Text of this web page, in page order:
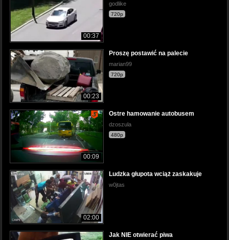
00:37
godlike
720p
00:23
Proszę postawić na palecie
marian99
720p
00:09
Ostre hamowanie autobusem
dzoszula
480p
02:00
Ludzka głupota wciąż zaskakuje
w0jtas
Jak NIE otwierać piwa